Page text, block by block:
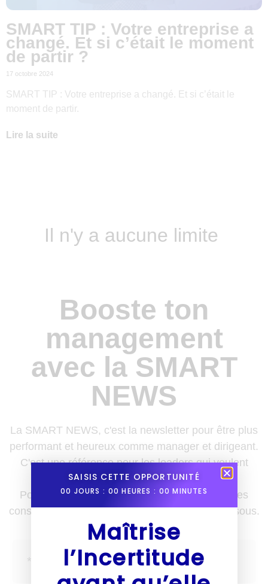
SMART TIP : Votre entreprise a
changé. Et si c’était le moment
de partir ?
17 octobre 2024
SMART TIP : Votre entreprise a changé. Et si c’était le
moment de partir.
Lire la suite
Il n'y a aucune limite
Booste ton
management
avec la SMART
NEWS
La SMART NEWS, c'est la newsletter pour être plus
performant et heureux comme manager et dirigeant.
C'est une référence pour les leaders qui veulent
enrichir leurs boîtes à outils.
Pour recevoir des nouvelles, des astuces et des
conseils une fois par semaine, inscris-toi ci-dessous.
SAISIS CETTE OPPORTUNITÉ
00 JOURS : 00 HEURES : 00 MINUTES
Maîtrise
l’Incertitude